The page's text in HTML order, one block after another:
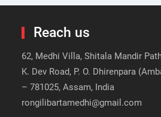
Reach us
62, Medhi Villa, Shitala Mandir
K. Dev Road, P. O. Dhirenpara
– 781025, Assam, India
rongilibartamedhi@gmail.com